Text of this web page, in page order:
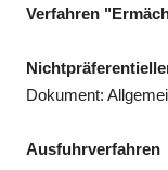
Verfahren
Dokument:
Ausfuhrverfahren